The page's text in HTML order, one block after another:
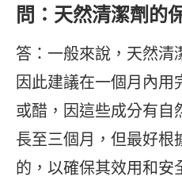
問：天然清潔劑的
答：一般來說，天然清
因此建議在一個月內
或醋，因這些成分有自
長至三個月，但最好根
的，以確保其效用和安